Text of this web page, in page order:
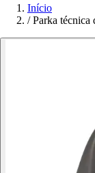
Início
/ Parka